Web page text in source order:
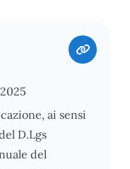
ai sensi
D.Lgs
del